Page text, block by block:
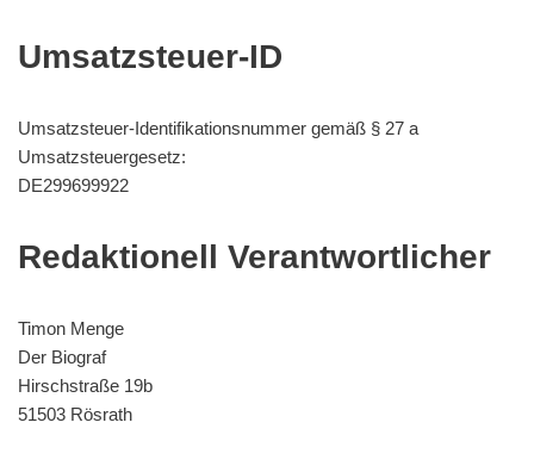
Umsatzsteuer-ID
Umsatzsteuer-Identifikationsnummer gemäß § 27 a
Umsatzsteuergesetz:
DE299699922
Redaktionell Verantwortlicher
Timon Menge
Der Biograf
Hirschstraße 19b
51503 Rösrath